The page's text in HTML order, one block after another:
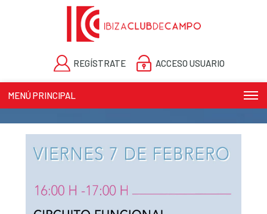
REGÍSTRATE ACCESO USUARIO
MENÚ PRINCIPAL